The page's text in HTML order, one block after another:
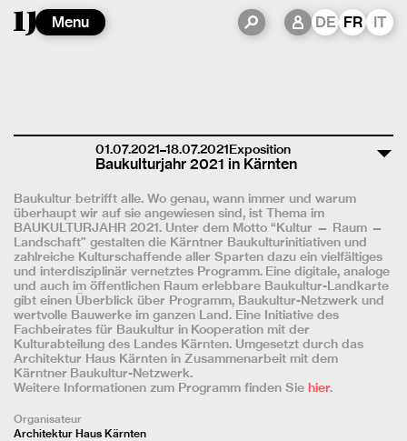
Menu DE FR IT
01.07.2021–18.07.2021Exposition
Baukulturjahr 2021 in Kärnten
Baukultur betrifft alle. Wo genau, wann immer und warum
überhaupt wir auf sie angewiesen sind, ist Thema im
BAUKULTURJAHR 2021. Unter dem Motto “Kultur — Raum —
Landschaft” gestalten die Kärntner Baukulturinitiativen und
zahlreiche Kulturschaffende aller Sparten dazu ein vielfältiges
und interdisziplinär vernetztes Programm. Eine digitale, analoge
und auch im öffentlichen Raum erlebbare Baukultur-Landkarte
gibt einen Überblick über Programm, Baukultur-Netzwerk und
wertvolle Bauwerke im ganzen Land. Eine Initiative des
Fachbeirates für Baukultur in Kooperation mit der
Kulturabteilung des Landes Kärnten. Umgesetzt durch das
Architektur Haus Kärnten in Zusammenarbeit mit dem
Kärntner Baukultur-Netzwerk.
Weitere Informationen zum Programm finden Sie hier.
Organisateur
Architektur Haus Kärnten